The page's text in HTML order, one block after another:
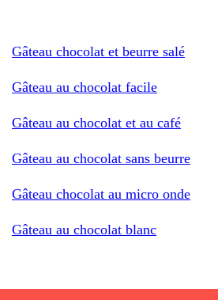
Gâteau chocolat et beurre salé
Gâteau au chocolat facile
Gâteau au chocolat et au café
Gâteau au chocolat sans beurre
Gâteau chocolat au micro onde
Gâteau au chocolat blanc